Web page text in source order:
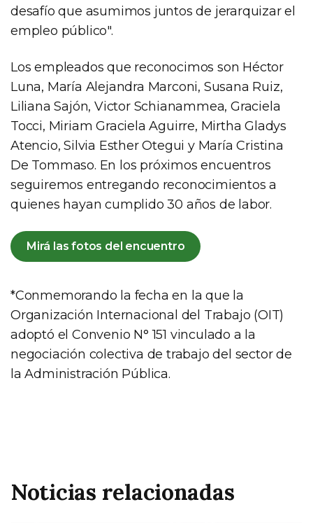
desafío que asumimos juntos de jerarquizar el
empleo público".
Los empleados que reconocimos son Héctor
Luna, María Alejandra Marconi, Susana Ruiz,
Liliana Sajón, Victor Schianammea, Graciela
Tocci, Miriam Graciela Aguirre, Mirtha Gladys
Atencio, Silvia Esther Otegui y María Cristina
De Tommaso. En los próximos encuentros
seguiremos entregando reconocimientos a
quienes hayan cumplido 30 años de labor.
Mirá las fotos del encuentro
*Conmemorando la fecha en la que la
Organización Internacional del Trabajo (OIT)
adoptó el Convenio N° 151 vinculado a la
negociación colectiva de trabajo del sector de
la Administración Pública.
Noticias relacionadas